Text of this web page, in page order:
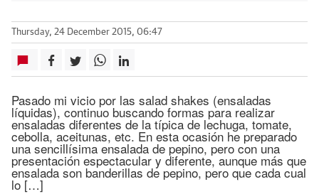
Thursday, 24 December 2015, 06:47
Pasado mi vicio por las salad shakes (ensaladas
líquidas), continuo buscando formas para realizar
ensaladas diferentes de la típica de lechuga, tomate,
cebolla, aceitunas, etc. En esta ocasión he preparado
una sencillísima ensalada de pepino, pero con una
presentación espectacular y diferente, aunque más que
ensalada son banderillas de pepino, pero que cada cual
lo […]